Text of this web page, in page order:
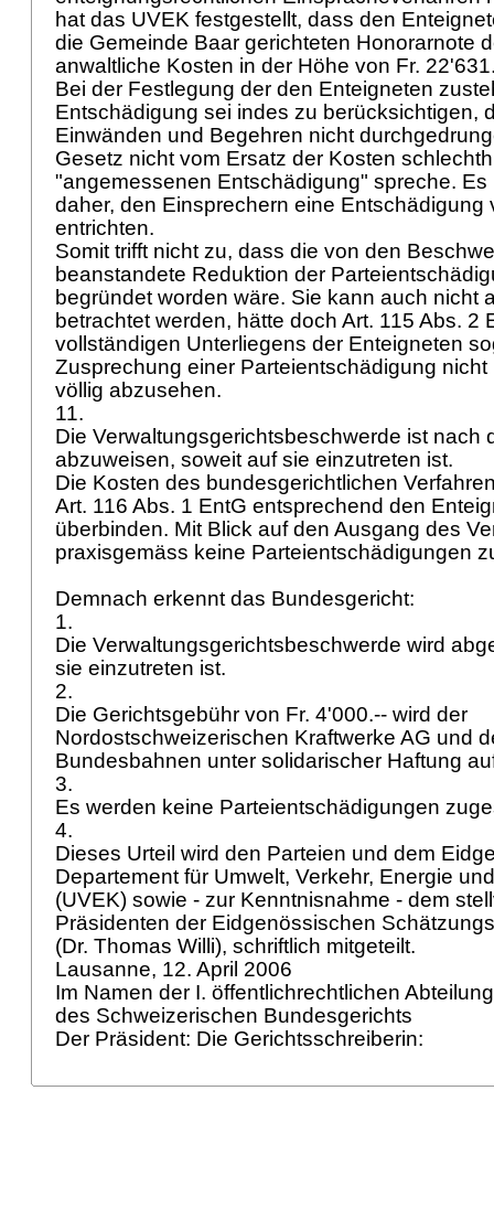
hat das UVEK festgestellt, dass den
die Gemeinde Baar gerichteten Honorarnote
anwaltliche Kosten in der Höhe von Fr.
Bei der Festlegung der den Enteigneten
Entschädigung sei indes zu berücksichtigen,
Einwänden und Begehren nicht
Gesetz nicht vom Ersatz der Kosten
"angemessenen Entschädigung" spreche. Es
daher, den Einsprechern eine Entschädigung
entrichten.
Somit trifft nicht zu, dass die von den
beanstandete Reduktion der
begründet worden wäre. Sie kann auch nicht
betrachtet werden, hätte doch Art. 115 Abs. 2
vollständigen Unterliegens der Enteigneten
Zusprechung einer Parteientschädigung
völlig abzusehen.
11.
Die Verwaltungsgerichtsbeschwerde ist nach
abzuweisen, soweit auf sie einzutreten ist.
Die Kosten des bundesgerichtlichen
Art. 116 Abs. 1 EntG entsprechend den
überbinden. Mit Blick auf den Ausgang des
praxisgemäss keine Parteientschädigungen
Demnach erkennt das Bundesgericht:
1.
Die Verwaltungsgerichtsbeschwerde wird
sie einzutreten ist.
2.
Die Gerichtsgebühr von Fr. 4'000.-- wird der
Nordostschweizerischen Kraftwerke AG und
Bundesbahnen unter solidarischer Haftung
3.
Es werden keine Parteientschädigungen
4.
Dieses Urteil wird den Parteien und dem
Departement für Umwelt, Verkehr, Energie
(UVEK) sowie - zur Kenntnisnahme - dem
Präsidenten der Eidgenössischen
(Dr. Thomas Willi), schriftlich mitgeteilt.
Lausanne, 12. April 2006
Im Namen der I. öffentlichrechtlichen
des Schweizerischen Bundesgerichts
Der Präsident: Die Gerichtsschreiberin: